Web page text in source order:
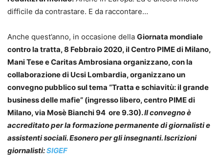
difficile da contrastare. E da raccontare…
Anche quest’anno, in occasione della Giornata mondiale
contro la tratta, 8 Febbraio 2020, il Centro PIME di Milano,
Mani Tese e Caritas Ambrosiana organizzano, con la
collaborazione di Ucsi Lombardia, organizzano un
convegno pubblico sul tema “Tratta e schiavitù: il grande
business delle mafie” (ingresso libero, centro PIME di
Milano, via Mosè Bianchi 94 ore 9.30).Il convegno è
accreditato per la formazione permanente di giornalisti e
assistenti sociali. Esonero per gli insegnanti. Iscrizioni
giornalisti:SIGEF